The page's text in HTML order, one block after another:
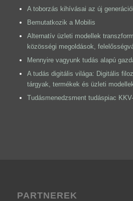
A toborzás kihívásai az új
Bemutatkozik a Mobilis
Alternatív üzleti modellek
közösségi megoldások,
Mennyire vagyunk tudás alapú
A tudás digitális világa: Digitális
tárgyak, termékek és üzleti
Tudásmenedzsment tudáspiac
PARTNEREK